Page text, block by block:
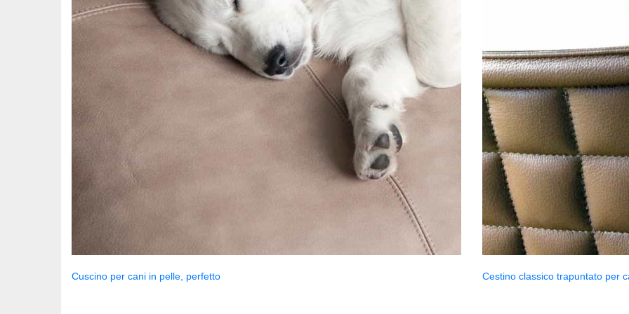
Cuscino per cani in pelle, perfetto Cestino classico trapuntato per